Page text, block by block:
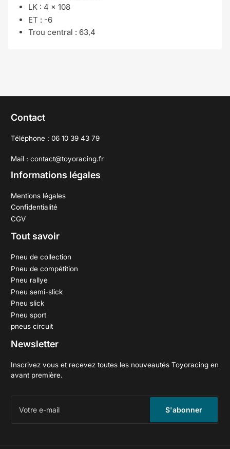
LK : 4 x 108
ET : -6
Trou central : 63,4
Contact
Téléphone : 06 10 39 43 79
Mail : contact@toyoracing.fr
Informations légales
Mentions légales
Confidentialité
CGV
Tout savoir
Pneu de collection
Pneu de compétition
Pneu rallye
Pneu semi-slick
Pneu slick
Pneu sport
pneus circuit
Newsletter
Inscrivez vous et recevez toutes les nouveautés Toyoracing en
avant première.
S'abonner